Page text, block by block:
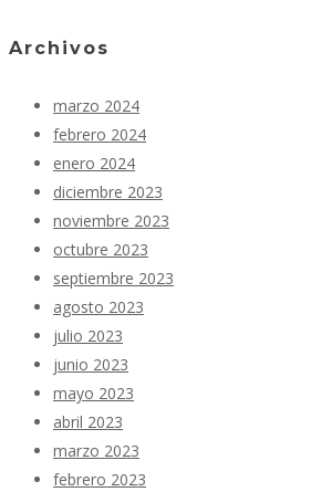
Archivos
marzo 2024
febrero 2024
enero 2024
diciembre 2023
noviembre 2023
octubre 2023
septiembre 2023
agosto 2023
julio 2023
junio 2023
mayo 2023
abril 2023
marzo 2023
febrero 2023